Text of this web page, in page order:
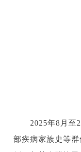
2025年8月至
部疾病家族史等